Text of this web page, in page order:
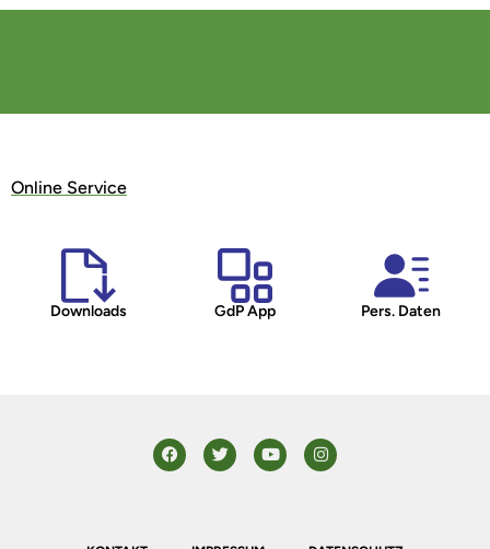
Online Service
Downloads GdP App Pers. Daten